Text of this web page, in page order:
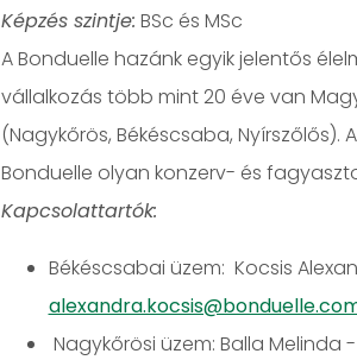
Képzés szintje: BSc és MSc
A Bonduelle hazánk egyik jelentős
vállalkozás több mint 20 éve van
(Nagykőrös, Békéscsaba,
Bonduelle olyan konzerv- és
Kapcsolattartók:
Békéscsabai üzem: Kocsis
Nagykőrösi üzem: Balla Melinda